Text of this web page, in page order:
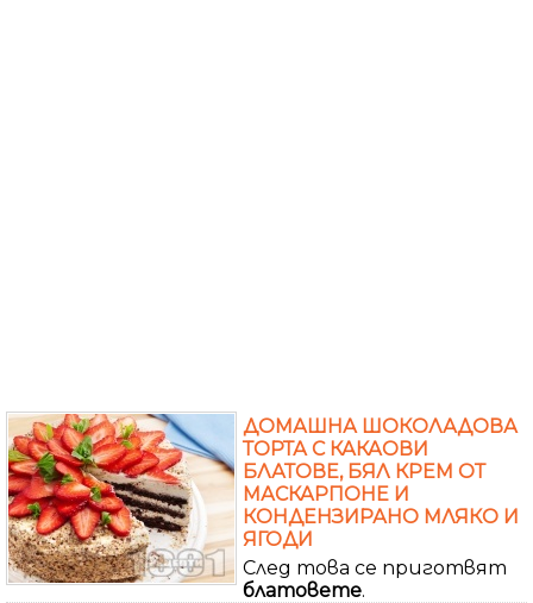
ДОМАШНА ШОКОЛАДОВА
ТОРТА С КАКАОВИ
БЛАТОВЕ, БЯЛ КРЕМ ОТ
МАСКАРПОНЕ И
КОНДЕНЗИРАНО МЛЯКО И
ЯГОДИ
След това се приготвят
блатовете.